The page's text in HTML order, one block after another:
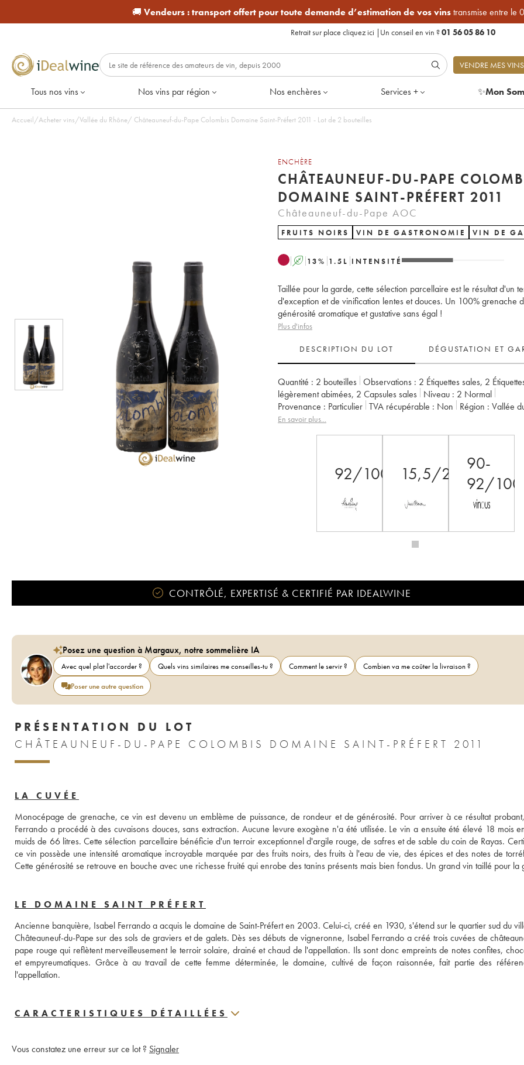
🚚 Vendeurs :transport offert pour toute demande d’estimation de vos vinstransmise entre le
Retrait sur place cliquez ici | Un conseil en vin ?01 56 05 86 10
VENDRE MES VINS
Tous nos vins Nos vins par région Nos enchères Services + ✨Mon
Accueil/Acheter vins/Vallée du Rhône/ Châteauneuf-du-Pape Colombis Domaine Saint-Préfert 2011 - Lot de 2 bouteilles
ENCHÈRE
CHÂTEAUNEUF-DU-PAPE
DOMAINE SAINT-PRÉFERT 2011
Châteauneuf-du-Pape AOC
FRUITS NOIRS VIN DE GASTRONOMIE VIN DE
A 13% 1.5 L INTENSITÉ
Taillée pour la garde, cette sélection parcellaire est le résultat d'un
d'exception et de vinification lentes et douces. Un 100% grenache
générosité aromatique et gustative sans égal !
Plus d'infos
DESCRIPTION DU LOT DÉGUSTATION ET
Quantité : 2 bouteilles Observations : 2 Étiquettes sales, 2
légèrement abimées, 2 Capsules sales Niveau : 2 Normal
Provenance : particulier TVA récupérable : non Région :
Vallée
Appellation :
En savoir plus...
92/100 15,5/20
90-
92/100
CONTRÔLÉ, EXPERTISÉ & CERTIFIÉ PAR IDEALWINE
Posez une question à Margaux, notre sommelière IA
Avec quel plat l'accorder ? Quels vins similaires me conseilles-tu ? Comment le servir ?
Combien va me coûter la livraison ?
Poser une autre question
PRÉSENTATION DU LOT
CHÂTEAUNEUF-DU-PAPE COLOMBIS DOMAINE SAINT-PRÉFERT 2011
LA CUVÉE
Monocépage de grenache, ce vin est devenu un emblème de puissance, de rondeur et de générosité. Pour arriver à ce résultat
Ferrando a procédé à des cuvaisons douces, sans extraction. Aucune levure exogène n'a été utilisée. Le vin a ensuite été élevé 18 mois
muids de 66 litres. Cette sélection parcellaire bénéficie d'un terroir exceptionnel d'argile rouge, de safres et de sable du coin de Rayas.
ce vin possède une intensité aromatique incroyable marquée par des fruits noirs, des fruits à l'eau de vie, des épices et des notes de
Cette générosité se retrouve en bouche avec une richesse fruité qui enrobe des tanins présents mais bien fondus. Un grand vin taillé pour la
LE DOMAINE SAINT PRÉFERT
Ancienne banquière, Isabel Ferrando a acquis le domaine de Saint-Préfert en 2003. Celui-ci, créé en 1930, s'étend sur le quartier sud du
Châteauneuf-du-Pape sur des sols de graviers et de galets. Dès ses débuts de vigneronne, Isabel Ferrando a créé trois cuvées de
pape rouge qui reflètent merveilleusement le terroir solaire, drainé et chaud de l'appellation. Ils sont donc empreints de notes confites,
et empyreumatiques. Grâce à au travail de cette femme déterminée, le domaine, cultivé de façon raisonnée, fait partie des
l'appellation.
CARACTERISTIQUES DÉTAILLÉES
Vous constatez une erreur sur ce lot ? Signaler